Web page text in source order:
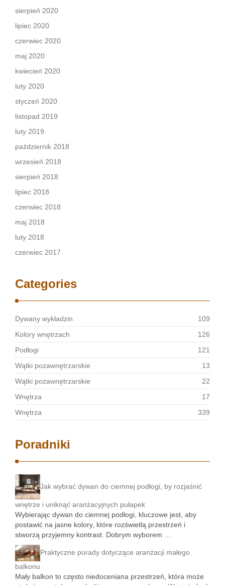
sierpień 2020
lipiec 2020
czerwiec 2020
maj 2020
kwiecień 2020
luty 2020
styczeń 2020
listopad 2019
luty 2019
październik 2018
wrzesień 2018
sierpień 2018
lipiec 2018
czerwiec 2018
maj 2018
luty 2018
czerwiec 2017
Categories
Dywany wykładzin
109
Kolory wnętrzach
126
Podłogi
121
Wątki pozawnętrzarskie
13
Wątki pozawnętrzarskie
22
Wnętrza
17
Wnętrza
339
Poradniki
Jak wybrać dywan do ciemnej podłogi, by rozjaśnić
wnętrze i uniknąć aranżacyjnych pułapek
Wybierając dywan do ciemnej podłogi, kluczowe jest, aby
postawić na jasne kolory, które rozświetlą przestrzeń i
stworzą przyjemny kontrast. Dobrym wyborem …
Praktyczne porady dotyczące aranżacji małego
balkonu
Mały balkon to często niedoceniana przestrzeń, która może